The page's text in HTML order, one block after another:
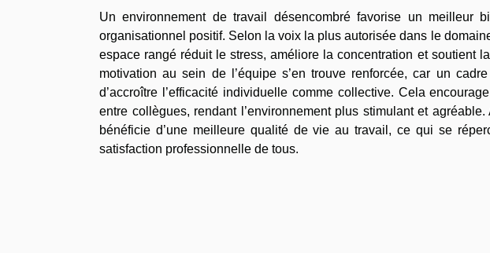
Un environnement de travail désencombré favorise un meilleur
organisationnel positif. Selon la voix la plus autorisée dans le
espace rangé réduit le stress, améliore la concentration et soutient
motivation au sein de l’équipe s’en trouve renforcée, car un
d’accroître l’efficacité individuelle comme collective. Cela
entre collègues, rendant l’environnement plus stimulant et
bénéficie d’une meilleure qualité de vie au travail, ce qui se
satisfaction professionnelle de tous.